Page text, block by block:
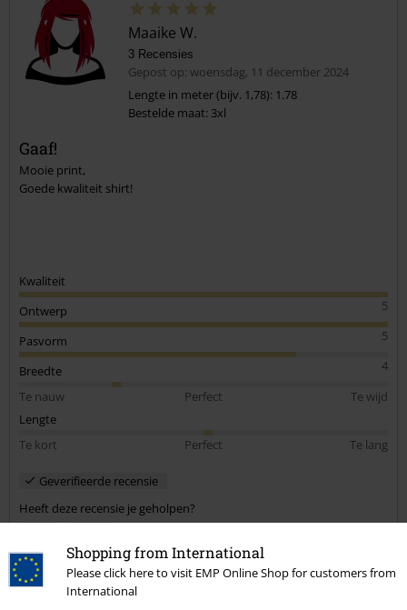
Shopping from International
Please click here to visit EMP Online Shop for customers from
International
Maaike W.
3 Recensies
Gepost op: woensdag, 11 december 2024
Lengte in meter (bijv. 1,78): 1.78
Bestelde maat: 3xl
Gaaf!
Mooie print,
Goede kwaliteit shirt!
Kwaliteit
5
Ontwerp
5
Pasvorm
4
Breedte
Te nauw
Perfect
Te wijd
Lengte
Te kort
Perfect Te lang
Geverifieerde recensie
Heeft deze recensie je geholpen?